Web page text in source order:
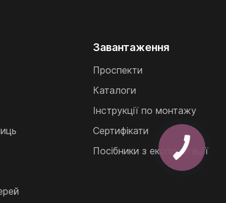
Завантаження
Проспекти
Каталоги
Інструкції по монтажу
Сертифікати
Посібники з експлуатації